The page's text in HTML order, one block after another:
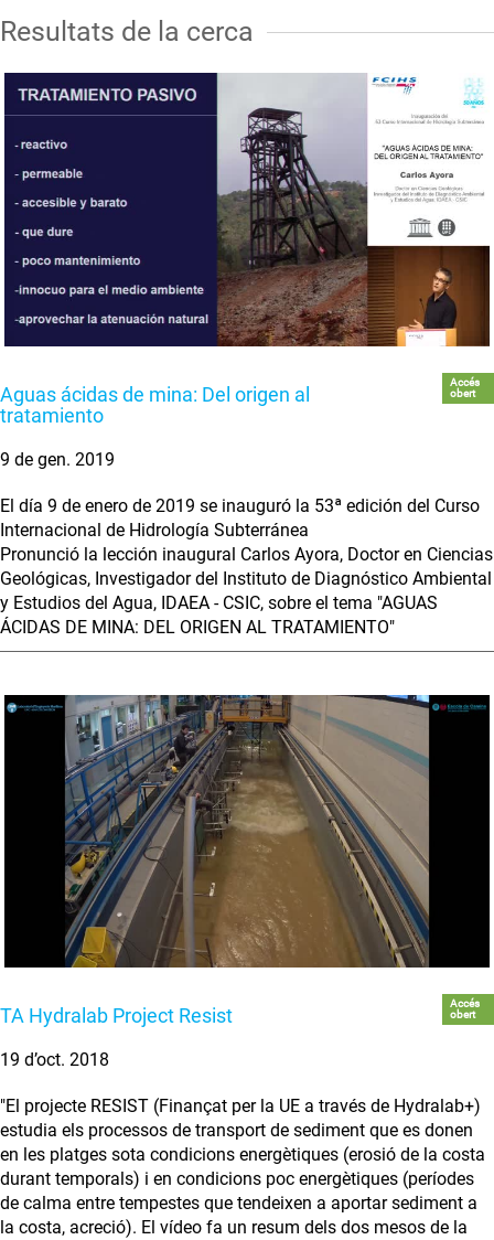
Resultats de la cerca
Aguas ácidas de mina: Del origen al
tratamiento
Accés
obert
9 de gen. 2019
El día 9 de enero de 2019 se inauguró la 53ª edición del Curso
Internacional de Hidrología Subterránea
Pronunció la lección inaugural Carlos Ayora, Doctor en Ciencias
Geológicas, Investigador del Instituto de Diagnóstico Ambiental
y Estudios del Agua, IDAEA - CSIC, sobre el tema "AGUAS
ÁCIDAS DE MINA: DEL ORIGEN AL TRATAMIENTO"
TA Hydralab Project Resist
Accés
obert
19 d’oct. 2018
"El projecte RESIST (Finançat per la UE a través de Hydralab+)
estudia els processos de transport de sediment que es donen
en les platges sota condicions energètiques (erosió de la costa
durant temporals) i en condicions poc energètiques (períodes
de calma entre tempestes que tendeixen a aportar sediment a
la costa, acreció). El vídeo fa un resum dels dos mesos de la